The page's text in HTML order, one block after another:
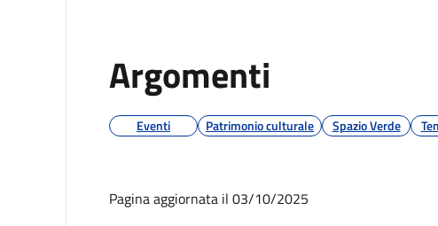
Argomenti
Eventi Patrimonio culturale Spazio Verde
Pagina aggiornata il 03/10/2025